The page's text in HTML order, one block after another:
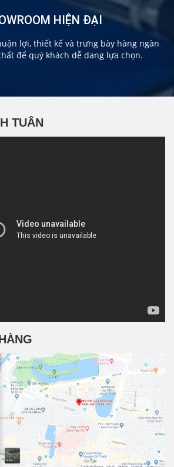
HIỆN ĐẠI
lợi, thiết kế và trưng bày hàng ngàn
để quý khách dễ dang lựa chọn.
TUÂN